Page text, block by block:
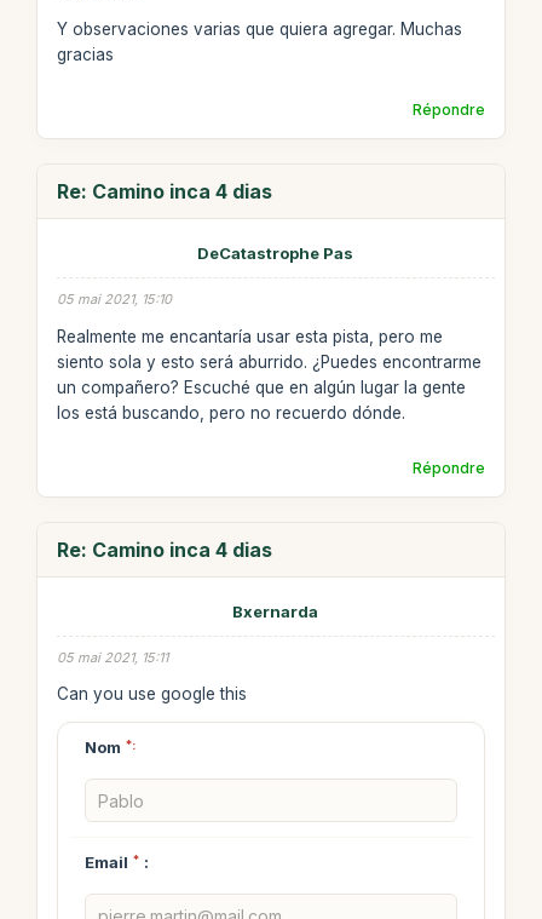
Y observaciones varias que quiera agregar. Muchas
gracias
Répondre
Re: Camino inca 4 dias
DeCatastrophe Pas
05 mai 2021, 15:10
Realmente me encantaría usar esta pista, pero me
siento sola y esto será aburrido. ¿Puedes encontrarme
un compañero? Escuché que en algún lugar la gente
los está buscando, pero no recuerdo dónde.
Répondre
Re: Camino inca 4 dias
Bxernarda
05 mai 2021, 15:11
Can you use google this
Nom *:
Email * :